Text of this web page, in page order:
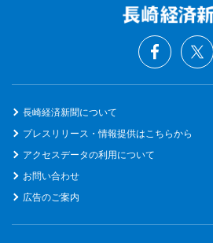
長崎経済新聞について
プレスリリース・情報提供はこちらから
アクセスデータの利用について
お問い合わせ
広告のご案内